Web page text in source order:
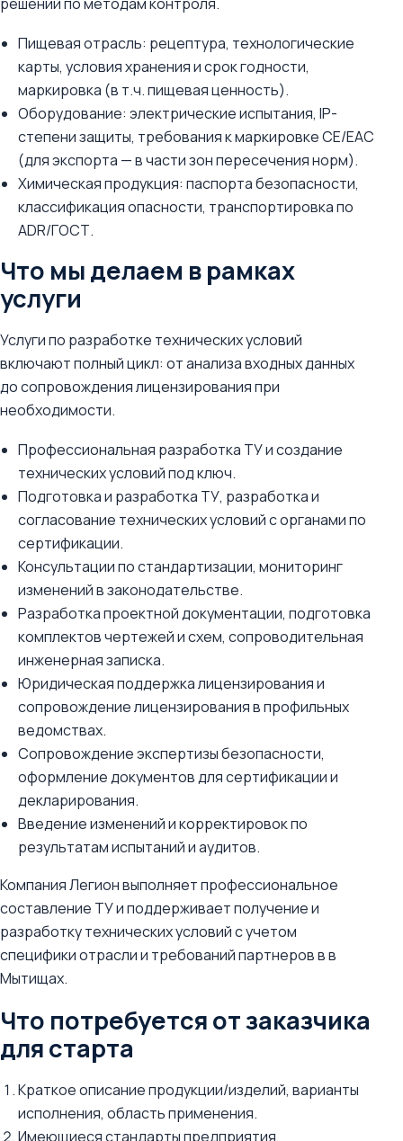
Пищевая отрасль: рецептура, технологические
карты, условия хранения и срок годности,
маркировка (в т.ч. пищевая ценность).
Оборудование: электрические испытания, IP-
степени защиты, требования к маркировке CE/EAC
(для экспорта — в части зон пересечения норм).
Химическая продукция: паспорта безопасности,
классификация опасности, транспортировка по
ADR/ГОСТ.
Что мы делаем в рамках
услуги
Услуги по разработке технических условий
включают полный цикл: от анализа входных данных
до сопровождения лицензирования при
необходимости.
Профессиональная разработка ТУ и создание
технических условий под ключ.
Подготовка и разработка ТУ, разработка и
согласование технических условий с органами по
сертификации.
Консультации по стандартизации, мониторинг
изменений в законодательстве.
Разработка проектной документации, подготовка
комплектов чертежей и схем, сопроводительная
инженерная записка.
Юридическая поддержка лицензирования и
сопровождение лицензирования в профильных
ведомствах.
Сопровождение экспертизы безопасности,
оформление документов для сертификации и
декларирования.
Введение изменений и корректировок по
результатам испытаний и аудитов.
Компания Легион выполняет профессиональное
составление ТУ и поддерживает получение и
разработку технических условий с учетом
специфики отрасли и требований партнеров в в
Мытищах.
Что потребуется от заказчика
для старта
Краткое описание продукции/изделий, варианты
исполнения, область применения.
Имеющиеся стандарты предприятия,